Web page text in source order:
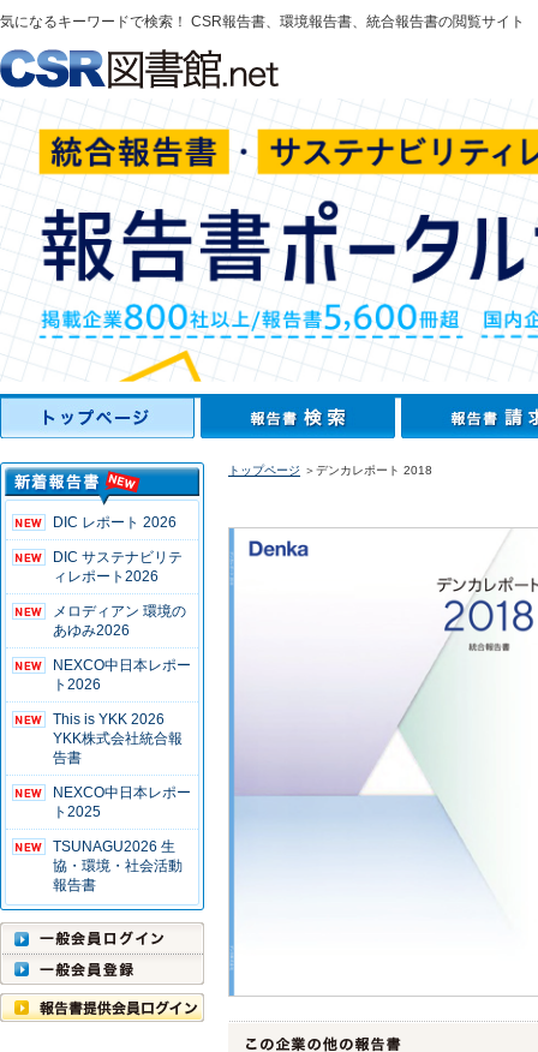
気になるキーワードで検索！ CSR報告書、環境報告書、統合報告書の閲覧サイト
DIC レポート 2026
DIC サステナビリテ
ィレポート2026
メロディアン 環境の
あゆみ2026
NEXCO中日本レポー
ト2026
This is YKK 2026
YKK株式会社統合報
告書
NEXCO中日本レポー
ト2025
TSUNAGU2026 生
協・環境・社会活動
報告書
トップページ ＞デンカレポート 2018